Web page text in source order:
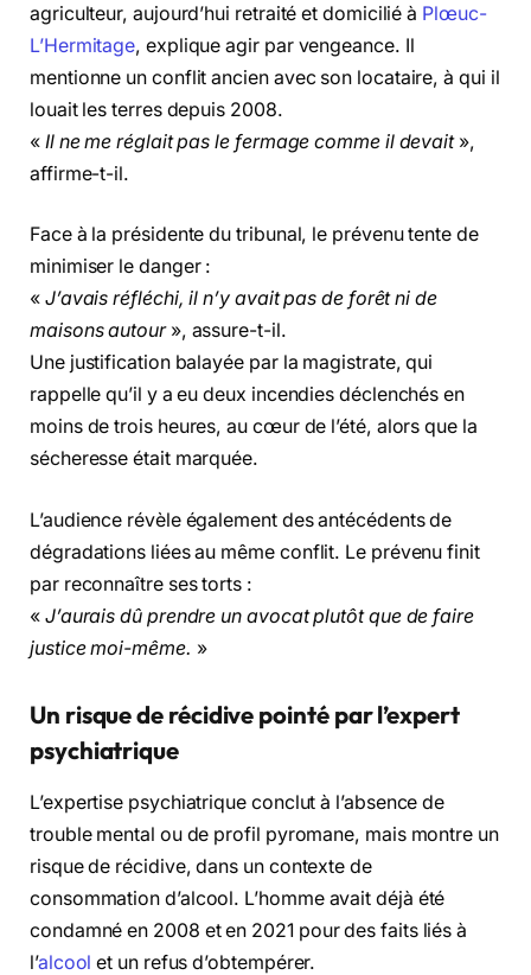
agriculteur, aujourd’hui retraité et domicilié à Plœuc-
L’Hermitage, explique agir par vengeance. Il
mentionne un conflit ancien avec son locataire, à qui il
louait les terres depuis 2008.
« Il ne me réglait pas le fermage comme il devait»,
affirme-t-il.
Face à la présidente du tribunal, le prévenu tente de
minimiser le danger :
« J’avais réfléchi, il n’y avait pas de forêt ni de
maisons autour», assure-t-il.
Une justification balayée par la magistrate, qui
rappelle qu’il y a eu deux incendies déclenchés en
moins de trois heures, au cœur de l’été, alors que la
sécheresse était marquée.
L’audience révèle également des antécédents de
dégradations liées au même conflit. Le prévenu finit
par reconnaître ses torts :
« J’aurais dû prendre un avocat plutôt que de faire
justice moi-même. »
Un risque de récidive pointé par l’expert
psychiatrique
L’expertise psychiatrique conclut à l’absence de
trouble mental ou de profil pyromane, mais montre un
risque de récidive, dans un contexte de
consommation d’alcool. L’homme avait déjà été
condamné en 2008 et en 2021 pour des faits liés à
l’alcool et un refus d’obtempérer.